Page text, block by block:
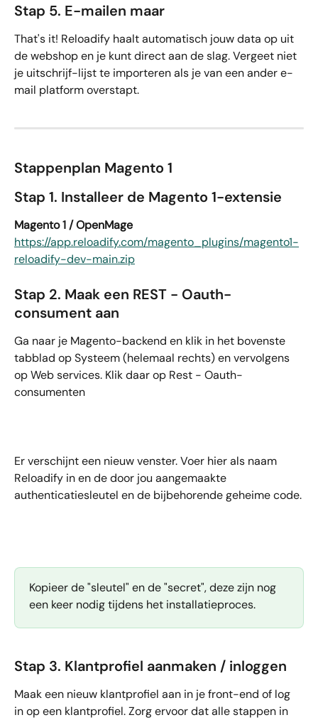
Stap 5. E-mailen maar
That's it! Reloadify haalt automatisch jouw data op uit
de webshop en je kunt direct aan de slag. Vergeet niet
je uitschrijf-lijst te importeren als je van een ander e-
mail platform overstapt.
Stappenplan Magento 1
Stap 1. Installeer de Magento 1-extensie
Magento 1 / OpenMage
https://app.reloadify.com/magento_plugins/magento1-
reloadify-dev-main.zip
Stap 2. Maak een REST - Oauth-
consument aan
Ga naar je Magento-backend en klik in het bovenste
tabblad op Systeem (helemaal rechts) en vervolgens
op Web services. Klik daar op Rest - Oauth-
consumenten
Er verschijnt een nieuw venster. Voer hier als naam
Reloadify in en de door jou aangemaakte
authenticatiesleutel en de bijbehorende geheime code.
Kopieer de "sleutel" en de "secret", deze zijn nog
een keer nodig tijdens het installatieproces.
Stap 3. Klantprofiel aanmaken / inloggen
Maak een nieuw klantprofiel aan in je front-end of log
in op een klantprofiel. Zorg ervoor dat alle stappen in